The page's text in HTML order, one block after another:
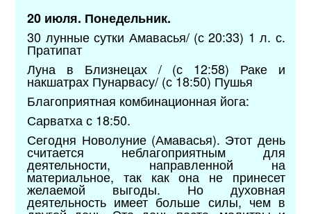
20 июля. Понедельник.
30 лунные сутки Амавасья/ (с 20:33) 1 л. с.
Пратипат
Луна в Близнецах / (с 12:58) Раке и
накшатрах Пунарвасу/ (с 18:50) Пушья
Благоприятная комбинационная йога:
Сарватха с 18:50.
Сегодня Новолуние (Амавасья). Этот день
считается неблагоприятным для
деятельности, направленной на
материальное, так как она не принесет
желаемой выгоды. Но духовная
деятельность имеет больше силы, чем в